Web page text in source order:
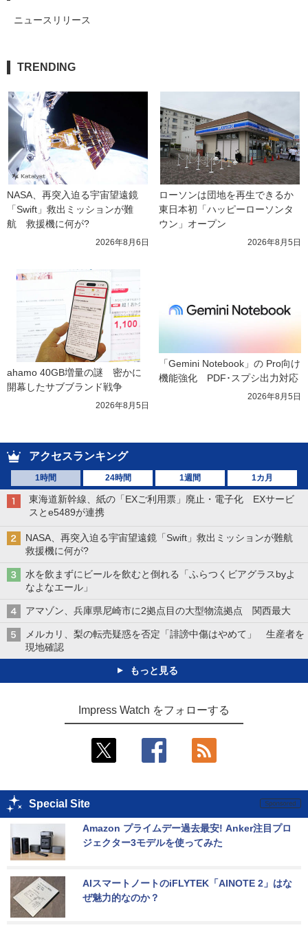
ニュースリリース
TRENDING
NASA、再突入迫る宇宙望遠鏡
「Swift」救出ミッションが難
航　救援機に何が?
2026年8月6日
ローソンは団地を再生できるか
東日本初「ハッピーローソンタ
ウン」オープン
2026年8月5日
ahamo 40GB増量の謎　密かに
開幕したサブブランド戦争
2026年8月5日
「Gemini Notebook」の Pro向け
機能強化　PDF･スプシ出力対応
2026年8月5日
アクセスランキング
1時間 24時間 1週間 1カ月
東海道新幹線、紙の「EXご利用票」廃止・電子化 EXサービ
スとe5489が連携
NASA、再突入迫る宇宙望遠鏡「Swift」救出ミッションが難航
救援機に何が?
水を飲まずにビールを飲むと倒れる「ふらつくビアグラスbyよ
なよなエール」
アマゾン、兵庫県尼崎市に2拠点目の大型物流拠点 関西最大
メルカリ、梨の転売疑惑を否定「誹謗中傷はやめて」 生産者を
現地確認
もっと見る
Impress Watch をフォローする
Special Site
Amazon プライムデー過去最安! Anker注目プロ
ジェクター3モデルを使ってみた
AIスマートノートのiFLYTEK「AINOTE 2」はな
ぜ魅力的なのか？